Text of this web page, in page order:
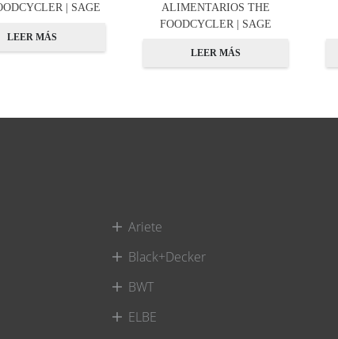
| SAGE
LEER MÁS
ALIMENTARIOS THE
FOODCYCLER | SAGE
LEER MÁS
Ariete
Black+Decker
BWT
ELBE